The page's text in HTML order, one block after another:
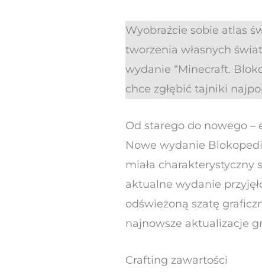
Wyobraźcie sobie atlas
tworzenia własnych
wydanie “Minecraft.
chce zgłębić tajniki
Od starego do nowego
Nowe wydanie
miała charakterystyczny
aktualne wydanie
odświeżoną szatę
najnowsze aktualizacje
Crafting zawartości